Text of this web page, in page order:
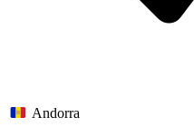
Andorra